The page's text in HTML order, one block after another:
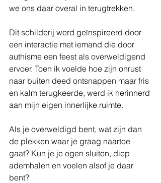
we ons daar overal in terugtrekken.
Dit schilderij werd geïnspireerd door
een interactie met iemand die door
authisme een feest als overweldigend
ervoer. Toen ik voelde hoe zijn onrust
naar buiten deed ontsnappen maar fris
en kalm terugkeerde, werd ik herinnerd
aan mijn eigen innerlijke ruimte.
Als je overweldigd bent, wat zijn dan
de plekken waar je graag naartoe
gaat? Kun je je ogen sluiten, diep
ademhalen en voelen alsof je daar
bent?